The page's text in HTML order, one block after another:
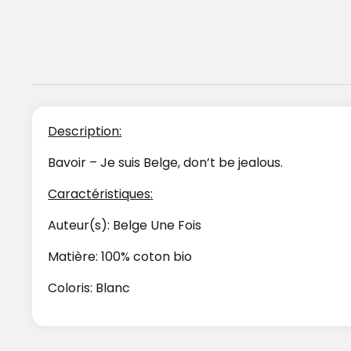
Description:
Bavoir – Je suis Belge, don’t be jealous.
Caractéristiques:
Auteur(s): Belge Une Fois
Matière: 100% coton bio
Coloris: Blanc